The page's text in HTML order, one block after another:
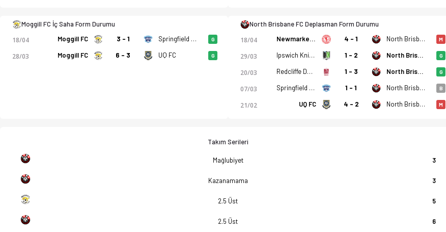
Moggill FC İç Saha Form Durumu
18/04 Moggill FC 3 - 1 Springfield United G
28/03 Moggill FC 6 - 3 UQ FC G
North Brisbane FC Deplasman Form Durumu
18/04 Newmarket SFC 4 - 1 North Brisbane FC M
29/03 Ipswich Knights 1 - 2 North Brisbane FC G
20/03 Redcliffe Dolphins 1 - 3 North Brisbane FC G
07/03 Springfield United 1 - 1 North Brisbane FC B
21/02 UQ FC 4 - 2 North Brisbane FC M
Takım Serileri
Mağlubiyet 3
Kazanamama 3
2.5 Üst 5
2.5 Üst 6